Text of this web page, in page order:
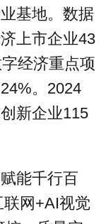
基地。数据
上市企业43
经济重点项
。2024
新企业115
能千行百
联网+AI视觉